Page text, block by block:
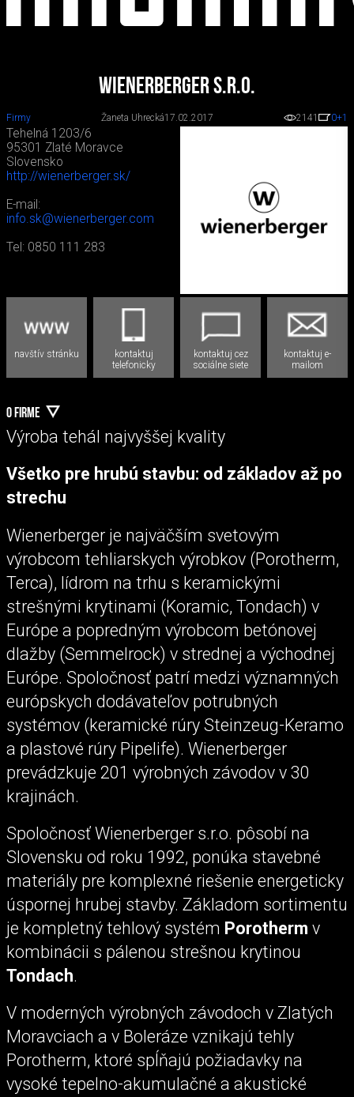
Wienerberger s.r.o.
Firmy Žaneta Uhrecká17.02.2017 2141 0+1
Tehelná 1203/6
95301 Zlaté Moravce
Slovensko
http://wienerberger.sk/
E-mail:
info.sk@wienerberger.com
Tel: 0850 111 283
navštív stránku
kontaktuj
telefonicky
kontaktuj cez
sociálne siete
kontaktuj e-
mailom
O FIRME
Výroba tehál najvyššej kvality
Všetko pre hrubú stavbu: od základov až po
strechu
Wienerberger je najväčším svetovým
výrobcom tehliarskych výrobkov (Porotherm,
Terca), lídrom na trhu s keramickými
strešnými krytinami (Koramic, Tondach) v
Európe a popredným výrobcom betónovej
dlažby (Semmelrock) v strednej a východnej
Európe. Spoločnosť patrí medzi významných
európskych dodávateľov potrubných
systémov (keramické rúry Steinzeug-Keramo
a plastové rúry Pipelife). Wienerberger
prevádzkuje 201 výrobných závodov v 30
krajinách.
Spoločnosť Wienerberger s.r.o. pôsobí na
Slovensku od roku 1992, ponúka stavebné
materiály pre komplexné riešenie energeticky
úspornej hrubej stavby. Základom sortimentu
je kompletný tehlový systém Porotherm v
kombinácii s pálenou strešnou krytinou
Tondach.
V moderných výrobných závodoch v Zlatých
Moravciach a v Boleráze vznikajú tehly
Porotherm, ktoré spĺňajú požiadavky na
vysoké tepelno-akumulačné a akustické